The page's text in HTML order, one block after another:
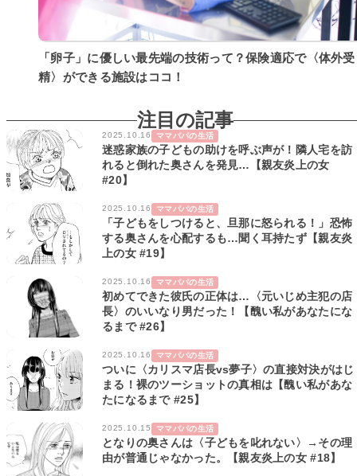
「卵子」に優しい最先端の技術って？保険適応で〈体外受
精〉ができる施設はココ！
注目の記事
2025.10.16 ママパパの生活
迷惑家族の子どもの助けを呼ぶ声が！隣人宅を訪
れると倒れた奥さんを発見…【親友炎上の女
#20】
2025.10.16 ママパパの生活
「子どもをしつけると、旦那に怒られる！」恐怖
する奥さんを心配するも…聞く耳持たず【親友炎
上の女 #19】
2025.10.16 ママパパの生活
初めてできた彼氏の正体は…〈元いじめ主犯の店
長〉のいいなり男だった！【醜い私があなたにな
るまで #26】
2025.10.16 ママパパの生活
ついに〈カリスマ店長vs夢子〉の直接対決がはじ
まる！裸のツーショットの真相は【醜い私があな
たになるまで #25】
2025.10.15 ママパパの生活
となりの奥さんは〈子どもを叱れない〉→その理
由が普通じゃなかった。【親友炎上の女 #18】